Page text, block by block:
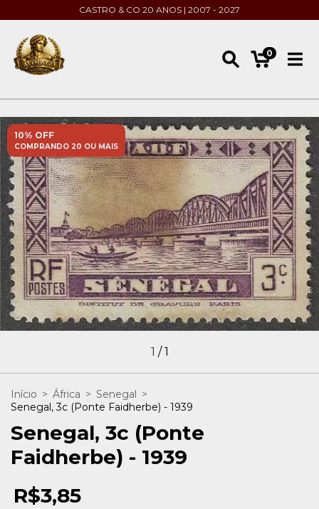
CASTRO & CO 20 ANOS | 2007 - 2027
0
10% OFF
COMPRANDO 20 OU MAIS
1 /1
Início > África > Senegal >
Senegal, 3c (Ponte Faidherbe) - 1939
Senegal, 3c (Ponte
Faidherbe) - 1939
R$3,85